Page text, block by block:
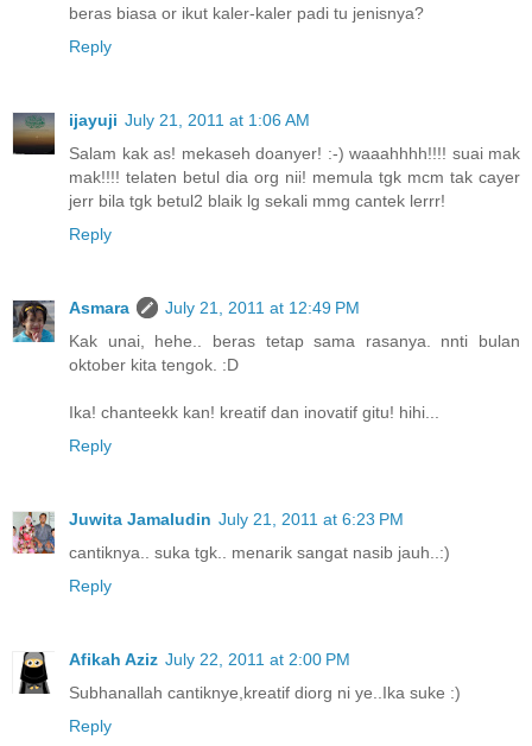
beras biasa or ikut kaler-kaler padi tu jenisnya?
Reply
ijayuji July 21, 2011 at 1:06 AM
Salam kak as! mekaseh doanyer! :-) waaahhhh!!!! suai mak
mak!!!! telaten betul dia org nii! memula tgk mcm tak cayer
jerr bila tgk betul2 blaik lg sekali mmg cantek lerrr!
Reply
Asmara
July 21, 2011 at 12:49 PM
Kak unai, hehe.. beras tetap sama rasanya. nnti bulan
oktober kita tengok. :D
Ika! chanteekk kan! kreatif dan inovatif gitu! hihi...
Reply
Juwita Jamaludin July 21, 2011 at 6:23 PM
cantiknya.. suka tgk.. menarik sangat nasib jauh..:)
Reply
Afikah Aziz July 22, 2011 at 2:00 PM
Subhanallah cantiknye,kreatif diorg ni ye..Ika suke :)
Reply